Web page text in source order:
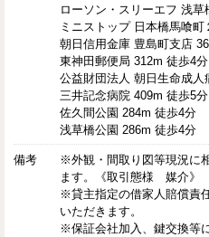
ローソン・スリーエフ 浅
ミニストップ 日本橋馬喰
朝日信用金庫 豊島町支店
東神田郵便局 312m 徒歩4分
公益財団法人 朝日生命成
三井記念病院 409m 徒歩5分
佐久間公園 284m 徒歩4分
浅草橋公園 286m 徒歩4分
備考
※外観・間取り図等現況に
ます。《取引態様 媒介》
※貸主指定の借家人賠償責
いただきます。
※保証会社加入、鍵交換等